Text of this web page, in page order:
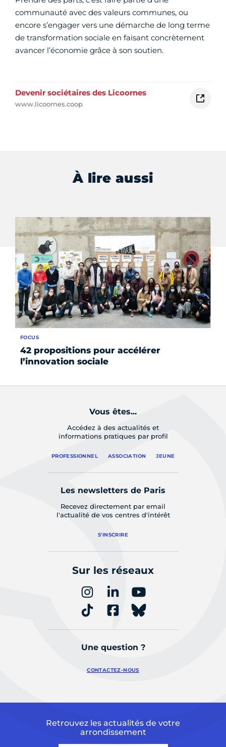
communauté avec des valeurs communes, ou
encore s’engager vers une démarche de long terme
de transformation sociale en faisant concrètement
avancer l’économie grâce à son soutien.
Devenir sociétaires des Licoornes
www.licoornes.coop
À lire aussi
42 propositions pour accélérer
l’innovation sociale
FOCUS
Vous êtes...
Accédez à des actualités et
informations pratiques par profil
PROFESSIONNEL ASSOCIATION JEUNE
Les newsletters de Paris
Recevez directement par email
l'actualité de vos centres d'intérêt
S'INSCRIRE
Sur les réseaux
Une question ?
CONTACTEZ-NOUS
Retrouvez les actualités de votre
arrondissement